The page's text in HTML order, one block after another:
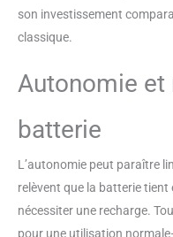
son investissement
classique.
Autonomie et
batterie
L’autonomie peut paraître
relèvent que la batterie
nécessiter une recharge.
pour une utilisation